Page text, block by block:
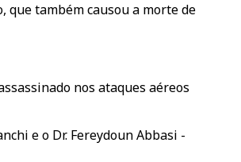
que também causou a morte de
nos ataques aéreos
e o Dr. Fereydoun Abbasi -